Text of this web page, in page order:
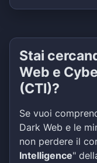
Stai
Web e
(CTI)?
Se vuoi
Dark Web e le
non perdere il
Intelligence"